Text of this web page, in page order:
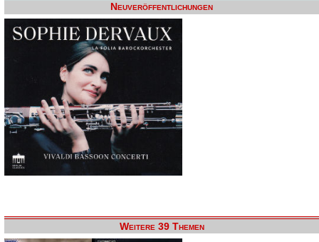
Neuveröffentlichungen
Weitere 39 Themen